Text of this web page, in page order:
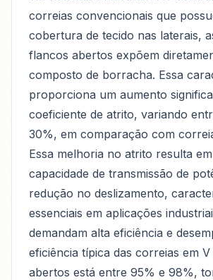
correias convencionais que
cobertura de tecido nas laterais,
flancos abertos expõem
composto de borracha. Essa
proporciona um aumento
coeficiente de atrito, variando
30%, em comparação com
Essa melhoria no atrito resulta
capacidade de transmissão de
redução no deslizamento,
essenciais em aplicações
demandam alta eficiência e
eficiência típica das correias em
abertos está entre 95% e 98%,